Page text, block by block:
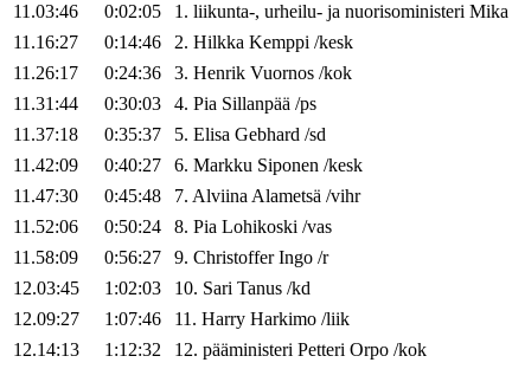
11.03:46
0:02:05 1. liikunta-, urheilu- ja nuorisoministeri Mika
11.16:27
0:14:46 2. Hilkka Kemppi /kesk
11.26:17
0:24:36 3. Henrik Vuornos /kok
11.31:44
0:30:03 4. Pia Sillanpää /ps
11.37:18
0:35:37 5. Elisa Gebhard /sd
11.42:09
0:40:27 6. Markku Siponen /kesk
11.47:30
0:45:48 7. AlviinaAlametsä /vihr
11.52:06
0:50:24 8. Pia Lohikoski /vas
11.58:09
0:56:27 9. Christoffer Ingo /r
12.03:45
1:02:03 10. Sari Tanus /kd
12.09:27
1:07:46 11. Harry Harkimo /liik
12.14:13
1:12:32 12. pääministeri Petteri Orpo /kok